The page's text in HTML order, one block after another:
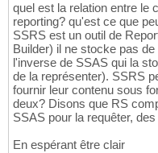
quel est la relation entre le
reporting? qu'est ce que
SSRS est un outil de
Builder) il ne stocke pas
l'inverse de SSAS qui la
de la représenter). SSRS
fournir leur contenu sous
deux? Disons que RS
SSAS pour la requêter,
En espérant être clair